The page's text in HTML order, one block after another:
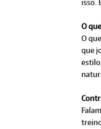
isso.
O
O
que